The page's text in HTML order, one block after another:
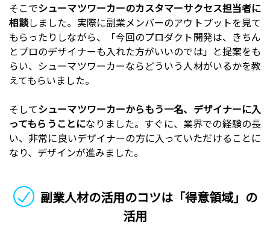
そこでシューマツワーカーのカスタマーサクセス担当者に
相談しました。実際に副業メンバーのアウトプットを見て
もらったりしながら、「今回のプロダクト開発は、きちん
とプロのデザイナーも入れた方がいいのでは」と提案をも
らい、シューマツワーカーならどういう人材がいるかを教
えてもらいました。
そしてシューマツワーカーからもう一名、デザイナーに入
ってもらうことになりました。すぐに、業界での経験の長
い、非常に良いデザイナーの方に入っていただけることに
なり、デザインが進みました。
副業人材の活用のコツは「得意領域」の
活用